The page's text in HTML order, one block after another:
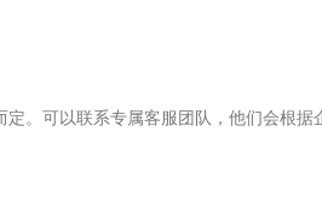
。可以联系专属客服团队，他们会根据